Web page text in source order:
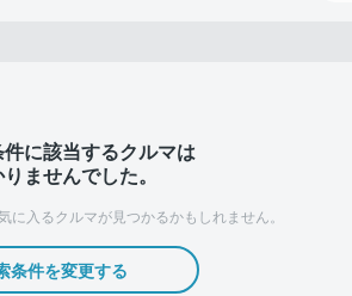
に該当するクルマは
ませんでした。
に入るクルマが見つかるかもしれません。
条件を変更する